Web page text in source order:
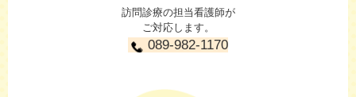
訪問診療の担当看護師が
ご対応します。
089-982-1170